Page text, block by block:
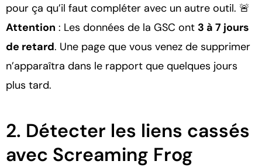
pour ça qu’il faut compléter avec un autre outil. 🚨
Attention : Les données de la GSC ont 3 à 7 jours
de retard. Une page que vous venez de supprimer
n’apparaîtra dans le rapport que quelques jours
plus tard.
2. Détecter les liens cassés
avec Screaming Frog